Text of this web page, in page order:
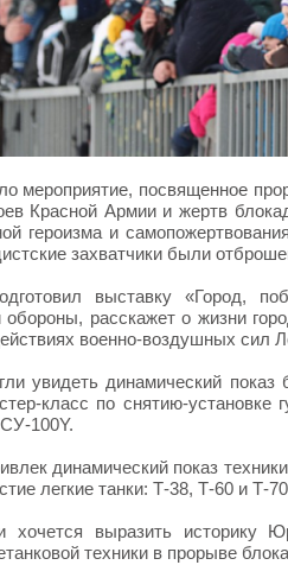
мероприятие, посвященное
Красной Армии и жертв
героизма и
захватчики были
выставку «Город,
расскажет о жизни
военно-воздушных сил
увидеть динамический
класс по снятию-
100Y.
динамический показ
легкие танки: Т-38, Т-60 и Т-
хочется выразить
техники в прорыве